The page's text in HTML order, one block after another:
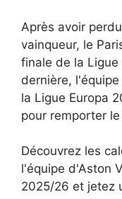
Après avoir
vainqueur, le
finale de la
dernière,
la Ligue Europa
pour remporter
Découvrez les
l'équipe d'Aston
2025/26 et jetez